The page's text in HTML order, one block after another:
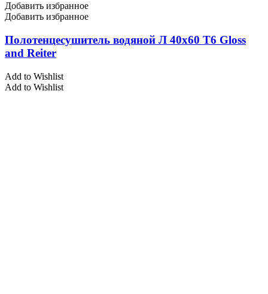
Добавить избранное
Добавить избранное
Полотенцесушитель водяной Л 40х60 Т6 Gloss
and Reiter
Add to Wishlist
Add to Wishlist